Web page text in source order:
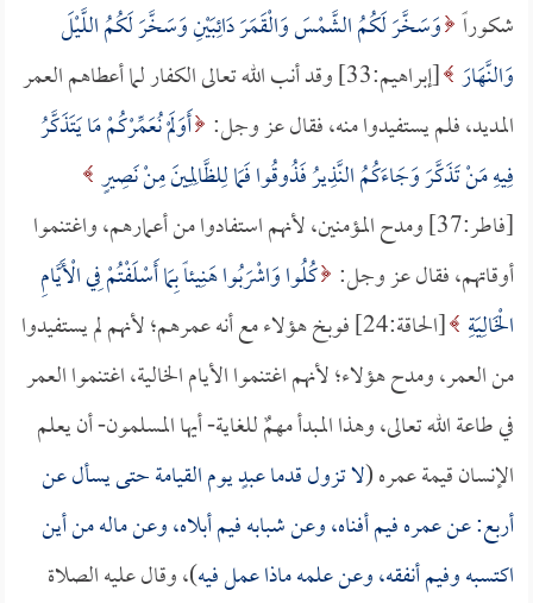
شكوراً وَسَخَّرَ لَكُمُ الشَّمْسَ وَالْقَمَرَ دَائِبَيْنِ وَسَخَّرَ لَكُمُ اللَّيْلَ
وَالنَّهَارَ
[إبراهيم:33] وقد أنب الله تعالى الكفار لما أعطاهم العمر
المديد، فلم يستفيدوا منه، فقال عز وجل: أَوَلَمْ نُعَمِّرْكُمْ مَا يَتَذَكَّرُ
فِيهِ مَنْ تَذَكَّرَ وَجَاءَكُمُ النَّذِيرُ فَذُوقُوا فَمَا لِلظَّالِمِينَ مِنْ نَصِيرٍ
[فاطر:37] ومدح المؤمنين، لأنهم استفادوا من أعمارهم، واغتنموا
أوقاتهم، فقال عز وجل: كُلُوا وَاشْرَبُوا هَنِيئاً بِمَا أَسْلَفْتُمْ فِي الْأَيَّامِ
الْخَالِيَةِ
[الحاقة:24] فوبخ هؤلاء مع أنه عمرهم؛ لأنهم لم يستفيدوا
من العمر، ومدح هؤلاء؛ لأنهم اغتنموا الأيام الخالية، اغتنموا العمر
في طاعة الله تعالى، وهذا المبدأ مهمٌ للغاية- أيها المسلمون- أن يعلم
الإنسان قيمة عمره (لا تزول قدما عبدٍ يوم القيامة حتى يسأل عن
أربع: عن عمره فيم أفناه، وعن شبابه فيم أبلاه، وعن ماله من أين
اكتسبه وفيم أنفقه، وعن علمه ماذا عمل فيه)، وقال عليه الصلاة